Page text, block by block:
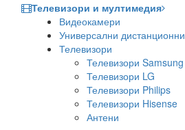
Телевизори и мултимедия
Видеокамери
Универсални дистанционни
Телевизори
Телевизори Samsung
Телевизори LG
Телевизори Philips
Телевизори Hisense
Антени